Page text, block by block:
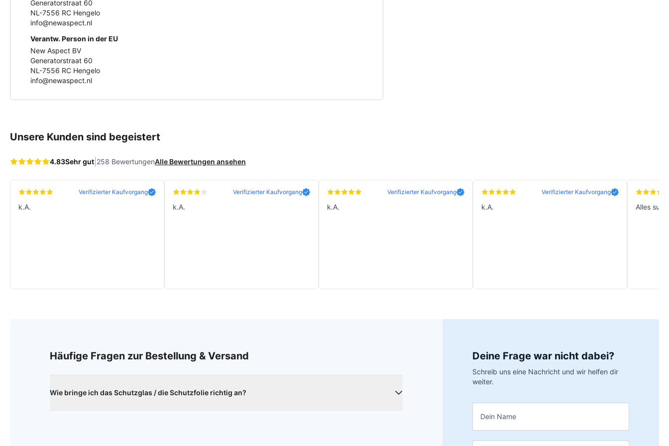
Generatorstraat 60
NL-7556 RC Hengelo
info@newaspect.nl
Verantw. Person in der EU
New Aspect BV
Generatorstraat 60
NL-7556 RC Hengelo
info@newaspect.nl
Unsere Kunden sind begeistert
4.83Sehr gut 258 BewertungenAlle Bewertungen ansehen
Verifizierter Kaufvorgang
k.A.
Verifizierter Kaufvorgang
k.A.
Verifizierter Kaufvorgang
k.A.
Verifizierter Kaufvorgang
k.A. Alles
Häufige Fragen zur Bestellung & Versand
Wie bringe ich das Schutzglas / die Schutzfolie richtig an?
Deine Frage war nicht dabei?
Schreib uns eine Nachricht und wir helfen dir
weiter.